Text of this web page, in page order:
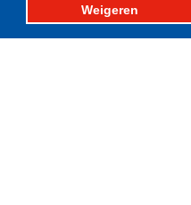
Weigeren
Telefoon: 0527-684141